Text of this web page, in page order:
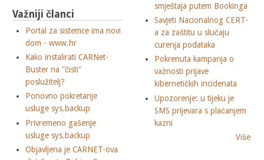
Važniji članci
Portal za sistemce ima novi
dom - www.hr
Kako instalirati CARNet-
Buster na "čisti"
poslužitelj?
Ponovno pokretanje
usluge sys.backup
Privremeno gašenje
usluge sys.backup
Objavljena je CARNET-ova
smještaja putem Bookinga
Savjeti Nacionalnog CERT-
a za zaštitu u slučaju
curenja podataka
Pokrenuta kampanja o
važnosti prijave
kibernetičkih incidenata
Upozorenje: u tijeku je
SMS prijevara s plaćanjem
kazni
Više